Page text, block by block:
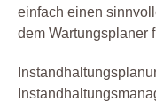
einfach einen
dem Wartungsplaner